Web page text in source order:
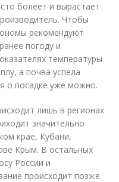
болеет и вырастает
Чтобы
рекомендуют
погоду и
температуры
а почва успела
о посадке уже можно.
лишь в регионах
значительно
крае, Кубани,
Крым. В остальных
России и
происходит позже.